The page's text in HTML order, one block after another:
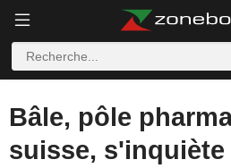
Bâle, pôle
suisse, s'inquiète